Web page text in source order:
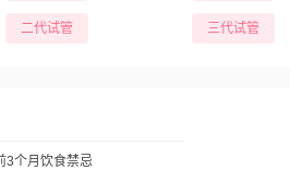
二代试管 三代试管
3个月饮食禁忌